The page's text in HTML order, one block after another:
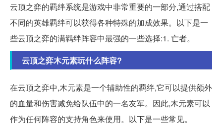
云顶之弈的羁绊系统是游戏中非常重要的一部分,通过搭配
不同的英雄羁绊可以获得各种特殊的加成效果。以下是一
些云顶之弈的满羁绊阵容中最强的一些选择:1. 亡者。
云顶之弈木元素玩什么阵容?
在云顶之弈中,木元素是一个辅助性的羁绊,它可以提供额外
的血量和伤害减免给队伍中的一名友军。因此,木元素可以
作为任何阵容的支持角色来使用。以下是一些常见。